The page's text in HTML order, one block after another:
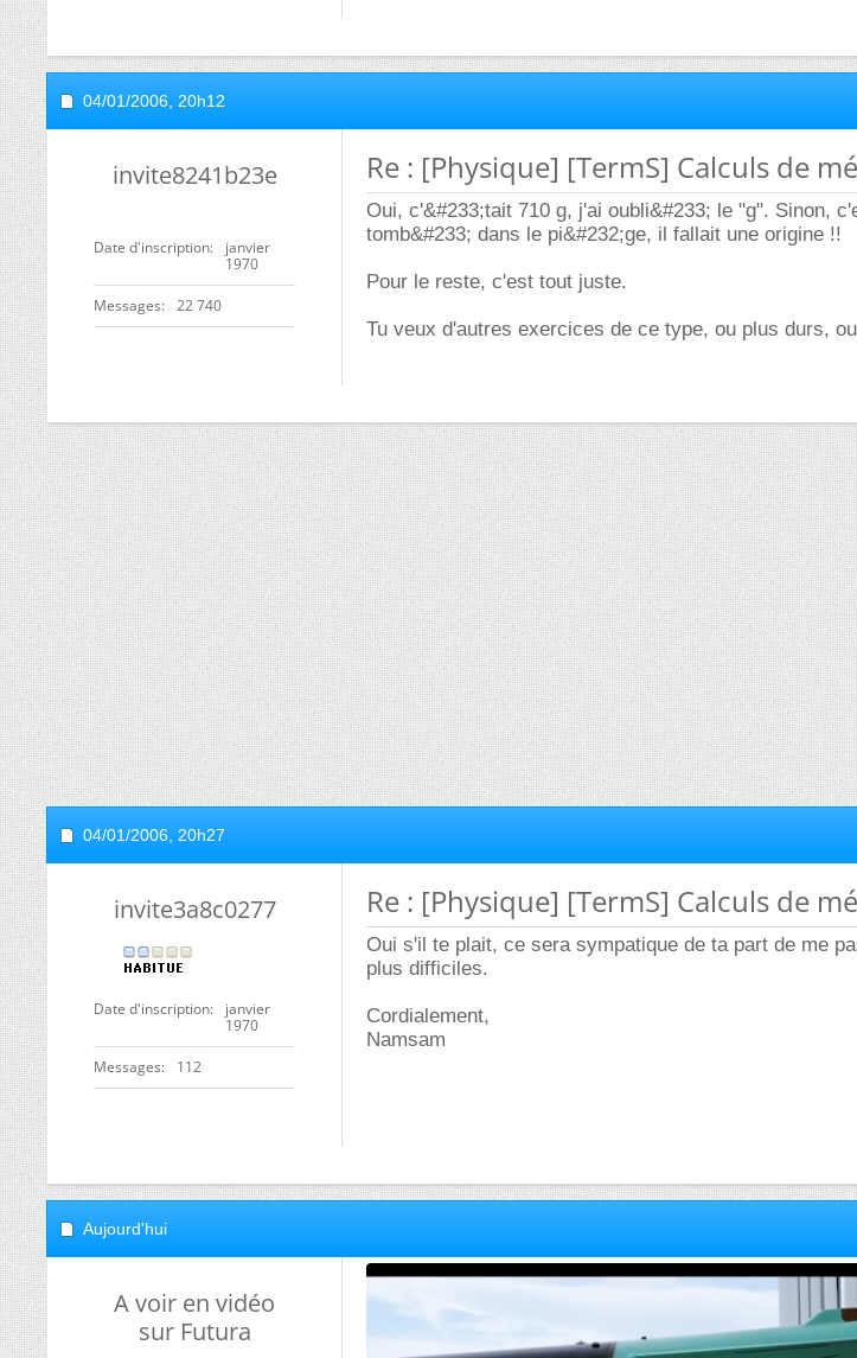
04/01/2006, 20h12
invite8241b23e
Date d'inscription
janvier
1970
Messages 22 740
Re : [Physique] [TermS] Calculs de
Oui, c'&#233;tait 710 g, j'ai oubli&#233; le "g". Sinon,
tomb&#233; dans le pi&#232;ge, il fallait une origine !!
Pour le reste, c'est tout juste.
Tu veux d'autres exercices de ce type, ou plus durs,
04/01/2006, 20h27
invite3a8c0277
Date d'inscription
janvier
1970
Messages 112
Re : [Physique] [TermS] Calculs de
Oui s'il te plait, ce sera sympatique de ta part de me
plus difficiles.
Cordialement,
Namsam
Aujourd'hui
A voir en vidéo
sur Futura